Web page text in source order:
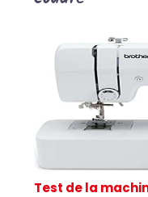
Test de la